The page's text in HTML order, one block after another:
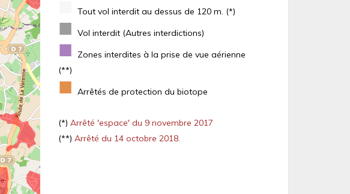
Tout vol interdit au dessus de 120 m. (*)
■ Vol interdit (Autres interdictions)
■
Zones interdites à la prise de vue aérienne
(**)
■ Arrêtés de protection du biotope
(*) Arrêté 'espace' du 9 novembre 2017
(**) Arrêté du 14 octobre 2018.